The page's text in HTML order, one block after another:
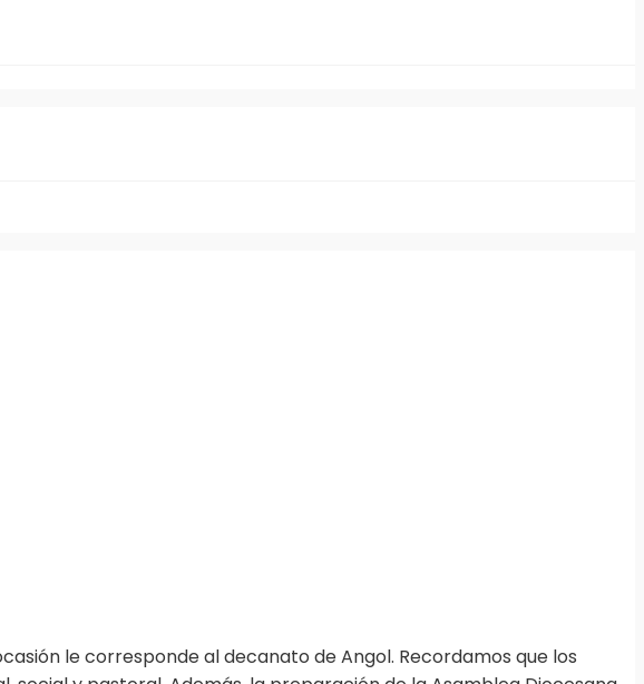
le corresponde al decanato de Angol. Recordamos que los